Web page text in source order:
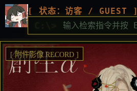
[ 状态：访客 / GUEST ]
[ 附件影像 RECORD ]